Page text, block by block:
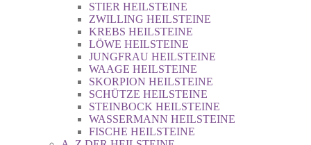
STIER HEILSTEINE
ZWILLING HEILSTEINE
KREBS HEILSTEINE
LÖWE HEILSTEINE
JUNGFRAU HEILSTEINE
WAAGE HEILSTEINE
SKORPION HEILSTEINE
SCHÜTZE HEILSTEINE
STEINBOCK HEILSTEINE
WASSERMANN HEILSTEINE
FISCHE HEILSTEINE